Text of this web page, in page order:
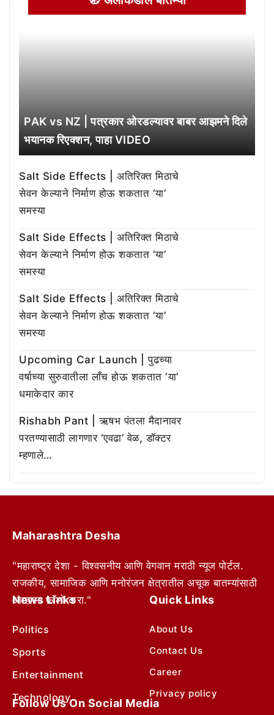
PAK vs NZ | पत्रकार ओरडल्यावर बाबर आझमने दिले
भयानक रिएक्शन, पाहा VIDEO
Salt Side Effects | अतिरिक्त मिठाचे
सेवन केल्याने निर्माण होऊ शकतात ‘या’
समस्या
Salt Side Effects | अतिरिक्त मिठाचे
सेवन केल्याने निर्माण होऊ शकतात ‘या’
समस्या
Salt Side Effects | अतिरिक्त मिठाचे
सेवन केल्याने निर्माण होऊ शकतात ‘या’
समस्या
Upcoming Car Launch | पुढच्या
वर्षाच्या सुरुवातीला लाँच होऊ शकतात ‘या’
धमाकेदार कार
Rishabh Pant | ऋषभ पंतला मैदानावर
परतण्यासाठी लागणार ‘एवढा’ वेळ, डॉक्टर
म्हणाले…
Maharashtra Desha
"महाराष्ट्र देशा - विश्वसनीय आणि वेगवान मराठी न्यूज पोर्टल.
राजकीय, सामाजिक आणि मनोरंजन क्षेत्रातील अचूक बातम्यांसाठी
आम्हाला फॉलो करा."
News Links
Politics
Sports
Entertainment
Technology
Quick Links
About Us
Contact Us
Career
Privacy policy
Follow Us On Social Media